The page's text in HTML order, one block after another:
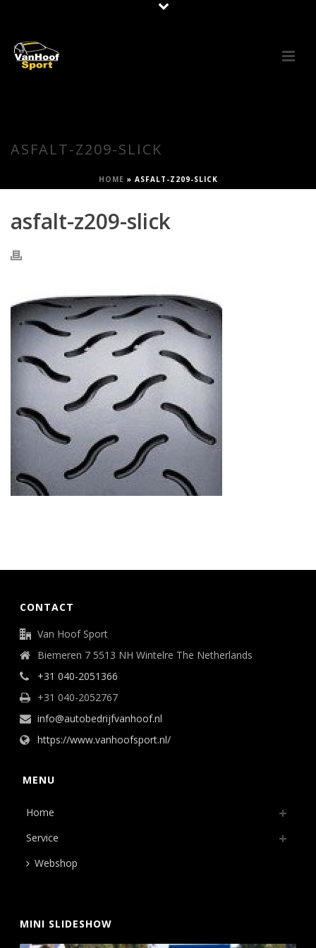
ASFALT-Z209-SLICK
HOME » ASFALT-Z209-SLICK
asfalt-z209-slick
CONTACT
Van Hoof Sport
Biemeren 7 5513 NH Wintelre The Netherlands
+31 040-2051366
+31 040-2052767
info@autobedrijfvanhoof.nl
https://www.vanhoofsport.nl/
MENU
Home
Service
Webshop
MINI SLIDESHOW